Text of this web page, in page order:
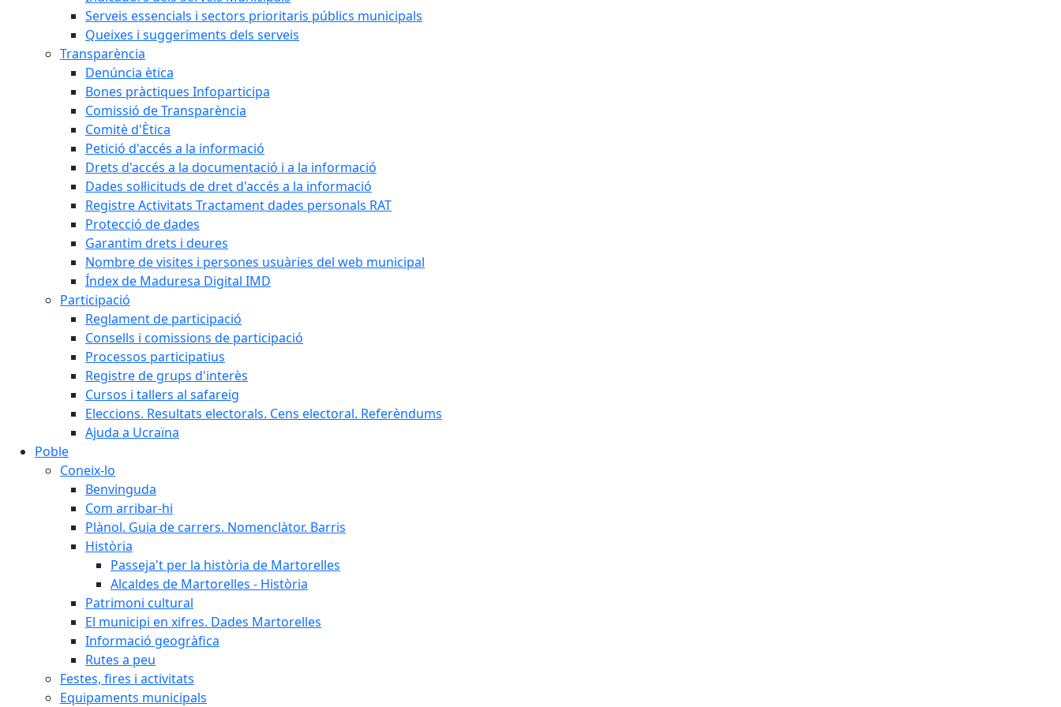
Serveis essencials i sectors prioritaris públics municipals
Queixes i suggeriments dels serveis
Transparència
Denúncia ètica
Bones pràctiques Infoparticipa
Comissió de Transparència
Comitè d'Ètica
Petició d'accés a la informació
Drets d'accés a la documentació i a la informació
Dades sol·licituds de dret d'accés a la informació
Registre Activitats Tractament dades personals RAT
Protecció de dades
Garantim drets i deures
Nombre de visites i persones usuàries del web municipal
Índex de Maduresa Digital IMD
Participació
Reglament de participació
Consells i comissions de participació
Processos participatius
Registre de grups d'interès
Cursos i tallers al safareig
Eleccions. Resultats electorals. Cens electoral. Referèndums
Ajuda a Ucraïna
Poble
Coneix-lo
Benvinguda
Com arribar-hi
Plànol. Guia de carrers. Nomenclàtor. Barris
Història
Passeja't per la història de Martorelles
Alcaldes de Martorelles - Història
Patrimoni cultural
El municipi en xifres. Dades Martorelles
Informació geogràfica
Rutes a peu
Festes, fires i activitats
Equipaments municipals